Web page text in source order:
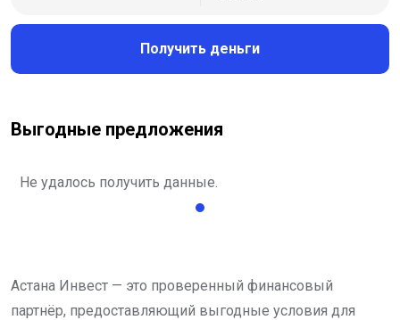
Получить деньги
Выгодные предложения
Не удалось получить данные.
Астана Инвест — это проверенный финансовый
партнёр, предоставляющий выгодные условия для